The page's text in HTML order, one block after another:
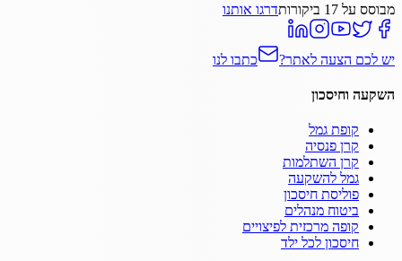
מבוסס על 17 ביקורותדרגו אותנו
יש לכם הצעה לאתר? כתבו לנו
השקעה וחיסכון
קופת גמל
קרן פנסיה
קרן השתלמות
גמל להשקעה
פוליסת חיסכון
ביטוח מנהלים
קופה מרכזית לפיצויים
חיסכון לכל ילד